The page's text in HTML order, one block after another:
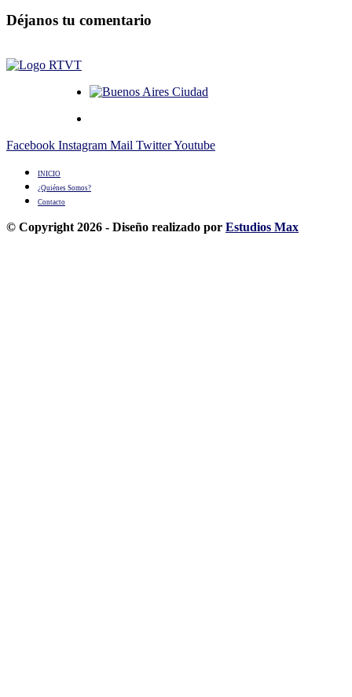
Déjanos tu comentario
Facebook Instagram Mail TwitterYoutube
INICIO
¿Quiénes Somos?
Contacto
© Copyright 2026 - Diseño realizado por Estudios Max